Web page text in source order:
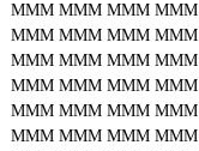
MMM MMM MMM MMM
MMM MMM MMM MMM
MMM MMM MMM MMM
MMM MMM MMM MMM
MMM MMM MMM MMM
MMM MMM MMM MMM